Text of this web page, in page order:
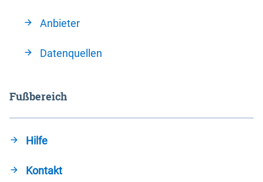
Anbieter
Datenquellen
Fußbereich
Hilfe
Kontakt